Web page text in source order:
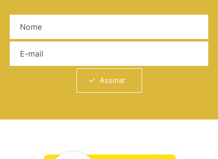
Assinar